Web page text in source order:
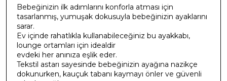
Bebeğinizin ilk adımlarını konforla atması için
tasarlanmış, yumuşak dokusuyla bebeğinizin ayaklarını
sarar.
Ev içinde rahatlıkla kullanabileceğiniz bu ayakkabı,
lounge ortamları için idealdir
evdeki her anınıza eşlik eder.
Tekstil astarı sayesinde bebeğinizin ayağına nazikçe
dokunurken, kauçuk tabanı kaymayı önler ve güvenli